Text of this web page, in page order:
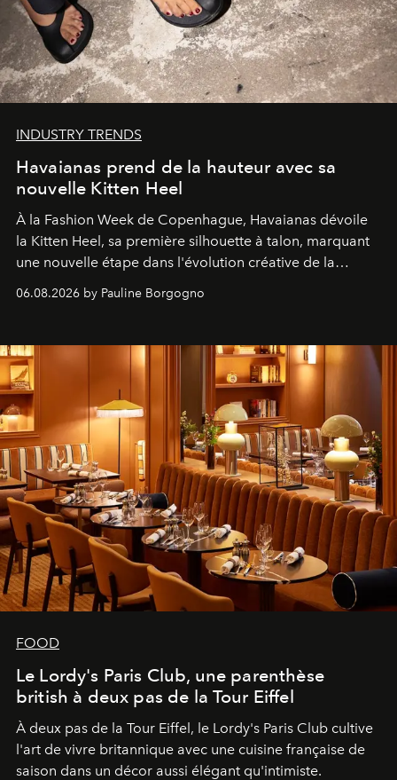
INDUSTRY TRENDS
Havaianas prend de la hauteur avec sa
nouvelle Kitten Heel
À la Fashion Week de Copenhague, Havaianas dévoile
la Kitten Heel, sa première silhouette à talon, marquant
une nouvelle étape dans l'évolution créative de la
06.08.2026 by Pauline Borgogno
FOOD
Le Lordy's Paris Club, une parenthèse
british à deux pas de la Tour Eiffel
À deux pas de la Tour Eiffel, le Lordy's Paris Club cultive
l'art de vivre britannique avec une cuisine française de
saison dans un décor aussi élégant qu'intimiste.